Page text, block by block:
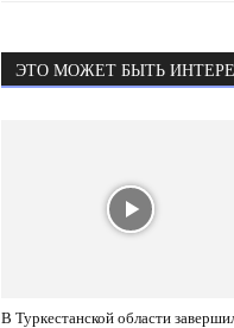
ЭТО МОЖЕТ БЫТЬ
В Туркестанской области